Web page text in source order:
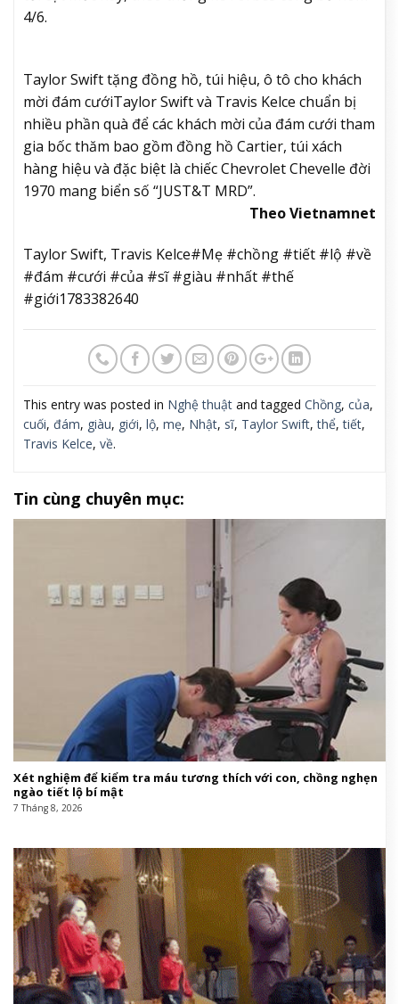
4/6.
Taylor Swift tặng đồng hồ, túi hiệu, ô tô cho khách
mời đám cướiTaylor Swift và Travis Kelce chuẩn bị
nhiều phần quà để các khách mời của đám cưới tham
gia bốc thăm bao gồm đồng hồ Cartier, túi xách
hàng hiệu và đặc biệt là chiếc Chevrolet Chevelle đời
1970 mang biển số “JUST&T MRD”.
Theo Vietnamnet
Taylor Swift, Travis Kelce#Mẹ #chồng #tiết #lộ #về
#đám #cưới #của #sĩ #giàu #nhất #thế
#giới1783382640
This entry was posted in Nghệ thuật and tagged Chồng, của,
cuối, đám, giàu, giới, lộ, mẹ, Nhật, sĩ, Taylor Swift,thể,tiết,
Travis Kelce, về.
Tin cùng chuyên mục:
Xét nghiệm để kiểm tra máu tương thích với con, chồng nghẹn
ngào tiết lộ bí mật
7 Tháng 8, 2026